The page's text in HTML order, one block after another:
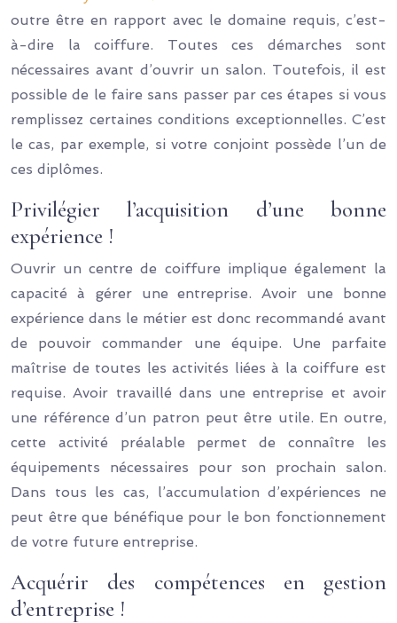
outre être en rapport avec le domaine requis, c’est-
à-dire la coiffure. Toutes ces démarches sont
nécessaires avant d’ouvrir un salon. Toutefois, il est
possible de le faire sans passer par ces étapes si vous
remplissez certaines conditions exceptionnelles. C’est
le cas, par exemple, si votre conjoint possède l’un de
ces diplômes.
Privilégier l’acquisition d’une bonne
expérience !
Ouvrir un centre de coiffure implique également la
capacité à gérer une entreprise. Avoir une bonne
expérience dans le métier est donc recommandé avant
de pouvoir commander une équipe. Une parfaite
maîtrise de toutes les activités liées à la coiffure est
requise. Avoir travaillé dans une entreprise et avoir
une référence d’un patron peut être utile. En outre,
cette activité préalable permet de connaître les
équipements nécessaires pour son prochain salon.
Dans tous les cas, l’accumulation d’expériences ne
peut être que bénéfique pour le bon fonctionnement
de votre future entreprise.
Acquérir des compétences en gestion
d’entreprise !